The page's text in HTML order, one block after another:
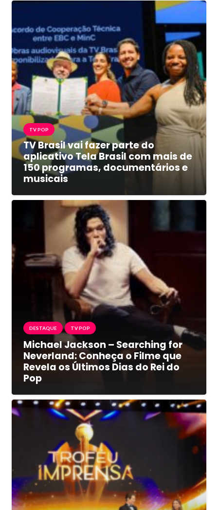
TV POP
TV Brasil vai fazer parte do
aplicativo Tela Brasil com mais de
150 programas, documentários e
musicais
DESTAQUE TV POP
Michael Jackson – Searching for
Neverland: Conheça o Filme que
Revela os Últimos Dias do Rei do
Pop